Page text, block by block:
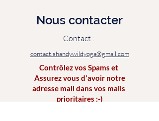
Nous contacter
Contact :
contact.shandywildyoga@gmail.com
Contrôlez vos Spams et
Assurez vous d'avoir notre
adresse mail dans vos mails
prioritaires :-)